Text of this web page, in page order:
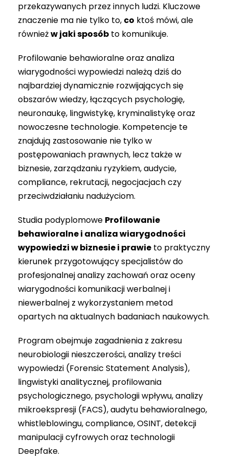
przekazywanych przez innych ludzi. Kluczowe
znaczenie ma nie tylko to, co ktoś mówi, ale
równieżw jaki sposób to komunikuje.
Profilowanie behawioralne oraz analiza
wiarygodności wypowiedzi należą dziś do
najbardziej dynamicznie rozwijających się
obszarów wiedzy, łączących psychologię,
neuronaukę, lingwistykę, kryminalistykę oraz
nowoczesne technologie. Kompetencje te
znajdują zastosowanie nie tylko w
postępowaniach prawnych, lecz także w
biznesie, zarządzaniu ryzykiem, audycie,
compliance, rekrutacji, negocjacjach czy
przeciwdziałaniu nadużyciom.
Studia podyplomowe Profilowanie
behawioralne i analiza wiarygodności
wypowiedzi w biznesie i prawie to praktyczny
kierunek przygotowujący specjalistów do
profesjonalnej analizy zachowań oraz oceny
wiarygodności komunikacji werbalnej i
niewerbalnej z wykorzystaniem metod
opartych na aktualnych badaniach naukowych.
Program obejmuje zagadnienia z zakresu
neurobiologii nieszczerości, analizy treści
wypowiedzi (Forensic Statement Analysis),
lingwistyki analitycznej, profilowania
psychologicznego, psychologii wpływu, analizy
mikroekspresji (FACS), audytu behawioralnego,
whistleblowingu, compliance, OSINT, detekcji
manipulacji cyfrowych oraz technologii
Deepfake.